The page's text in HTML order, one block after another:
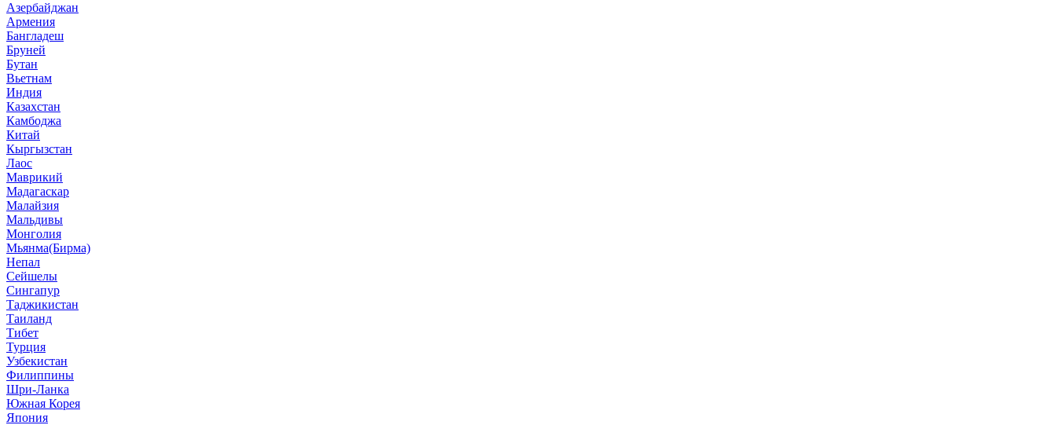
Азербайджан
Армения
Бангладеш
Бруней
Бутан
Вьетнам
Индия
Казахстан
Камбоджа
Китай
Кыргызстан
Лаос
Маврикий
Мадагаскар
Малайзия
Мальдивы
Монголия
Мьянма(Бирма)
Непал
Сейшелы
Сингапур
Таджикистан
Таиланд
Тибет
Турция
Узбекистан
Филиппины
Шри-Ланка
Южная Корея
Япония